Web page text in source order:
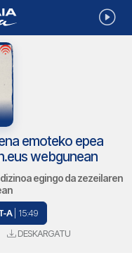
emoteko epea
webgunean
egingo da zezeilaren
A | 15:49
DESKARGATU